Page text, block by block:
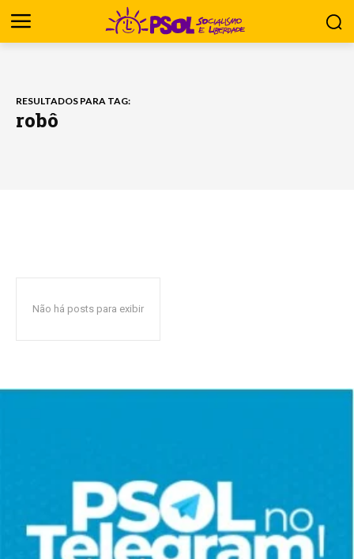
RESULTADOS PARA TAG:
robô
Não há posts para exibir